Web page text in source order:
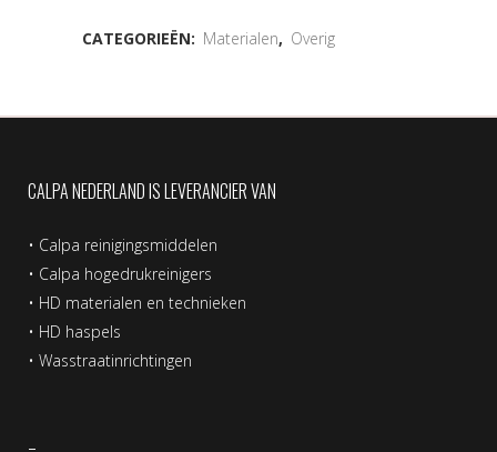
CATEGORIEËN: Materialen, Overig
CALPA NEDERLAND IS LEVERANCIER VAN
• Calpa reinigingsmiddelen
• Calpa hogedrukreinigers
• HD materialen en technieken
• HD haspels
• Wasstraatinrichtingen
–